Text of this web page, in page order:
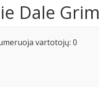
Dale
vartotojų: 0